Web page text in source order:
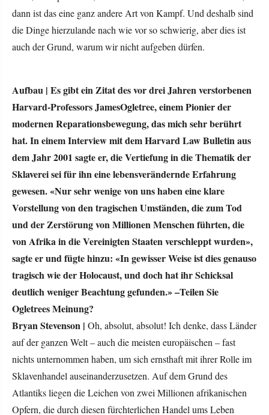
dann ist das eine ganz andere Art von Kampf. Und deshalb sind
die Dinge hierzulande nach wie vor so schwierig, aber dies ist
auch der Grund, warum wir nicht aufgeben dürfen.
Aufbau | Es gibt ein Zitat des vor drei Jahren verstorbenen
Harvard-Professors JamesOgletree, einem Pionier der
modernen Reparationsbewegung, das mich sehr berührt
hat. In einem Interview mit dem Harvard Law Bulletin aus
dem Jahr 2001 sagte er, die Vertiefung in die Thematik der
Sklaverei sei für ihn eine lebensverändernde Erfahrung
gewesen. «Nur sehr wenige von uns haben eine klare
Vorstellung von den tragischen Umständen, die zum Tod
und der Zerstörung von Millionen Menschen führten, die
von Afrika in die Vereinigten Staaten verschleppt wurden»,
sagte er und fügte hinzu: «In gewisser Weise ist dies genauso
tragisch wie der Holocaust, und doch hat ihr Schicksal
deutlich weniger Beachtung gefunden.» –Teilen Sie
Ogletrees Meinung?
Bryan Stevenson |
Oh, absolut, absolut! Ich denke, dass Länder
auf der ganzen Welt – auch die meisten europäischen – fast
nichts unternommen haben, um sich ernsthaft mit ihrer Rolle im
Sklavenhandel auseinanderzusetzen. Auf dem Grund des
Atlantiks liegen die Leichen von zwei Millionen afrikanischen
Opfern, die durch diesen fürchterlichen Handel ums Leben